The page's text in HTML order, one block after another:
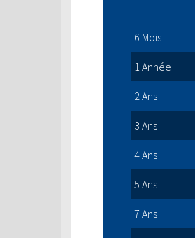
6 Mois
1 Année
2 Ans
3 Ans
4 Ans
5 Ans
7 Ans